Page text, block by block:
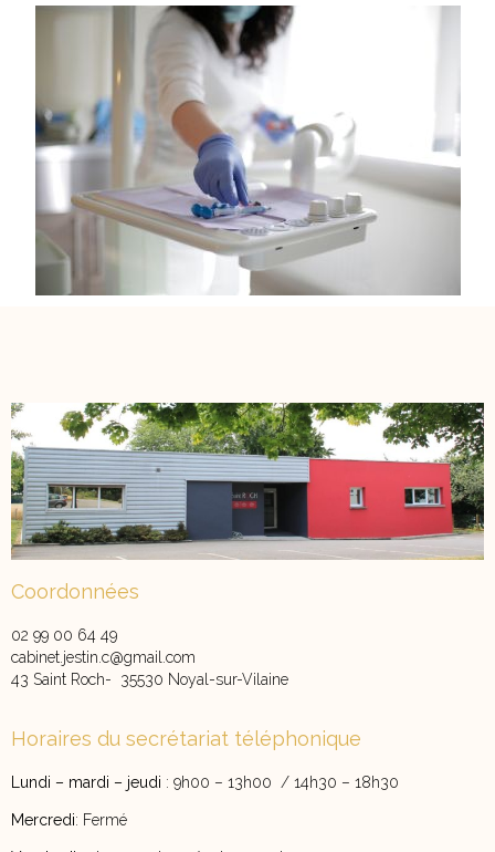
Coordonnées
02 99 00 64 49
cabinet.jestin.c@gmail.com
43 Saint Roch- 35530 Noyal-sur-Vilaine
Horaires du secrétariat téléphonique
Lundi – mardi – jeudi : 9h00 – 13h00 / 14h30 – 18h30
Mercredi: Fermé